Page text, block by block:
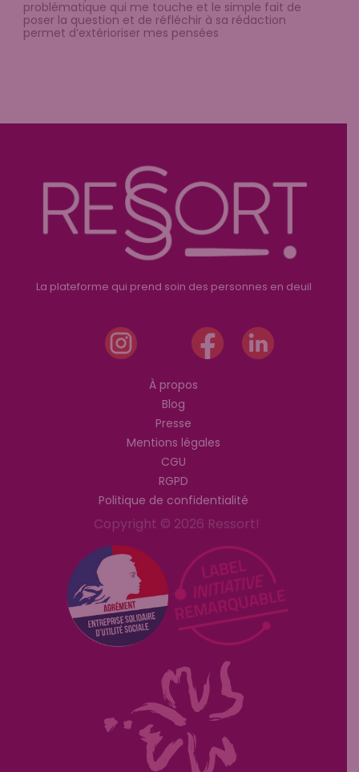
problématique qui me touche et le simple fait de
poser la question et de réfléchir à sa rédaction
permet d’extérioriser mes pensées
La plateforme qui prend soin des personnes en deuil
À propos
Blog
Presse
Mentions légales
CGU
RGPD
Politique de confidentialité
Copyright © 2026 Ressort!